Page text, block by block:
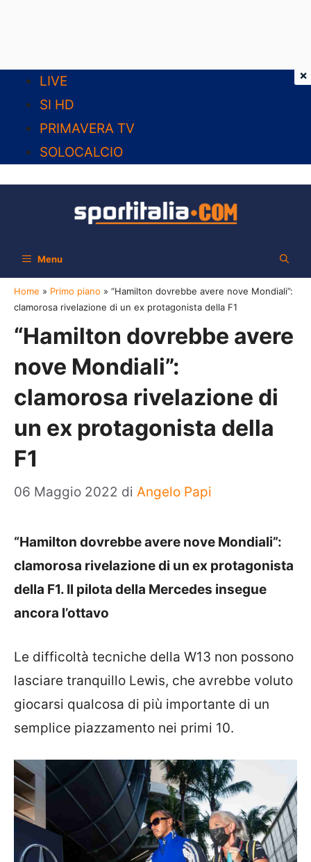
contenuto
LIVE
SI HD
PRIMAVERA TV
SOLOCALCIO
Menu
Home » Primo piano » “Hamilton dovrebbe avere nove Mondiali”:
clamorosa rivelazione di un ex protagonista della F1
“Hamilton dovrebbe avere
nove Mondiali”:
clamorosa rivelazione di
un ex protagonista della
F1
06 Maggio 2022 di Angelo Papi
“Hamilton dovrebbe avere nove Mondiali”:
clamorosa rivelazione di un ex protagonista
della F1. Il pilota della Mercedes insegue
ancora l’ottavo
Le difficoltà tecniche della W13 non possono
lasciare tranquillo Lewis, che avrebbe voluto
giocarsi qualcosa di più importante di un
semplice piazzamento nei primi 10.
×